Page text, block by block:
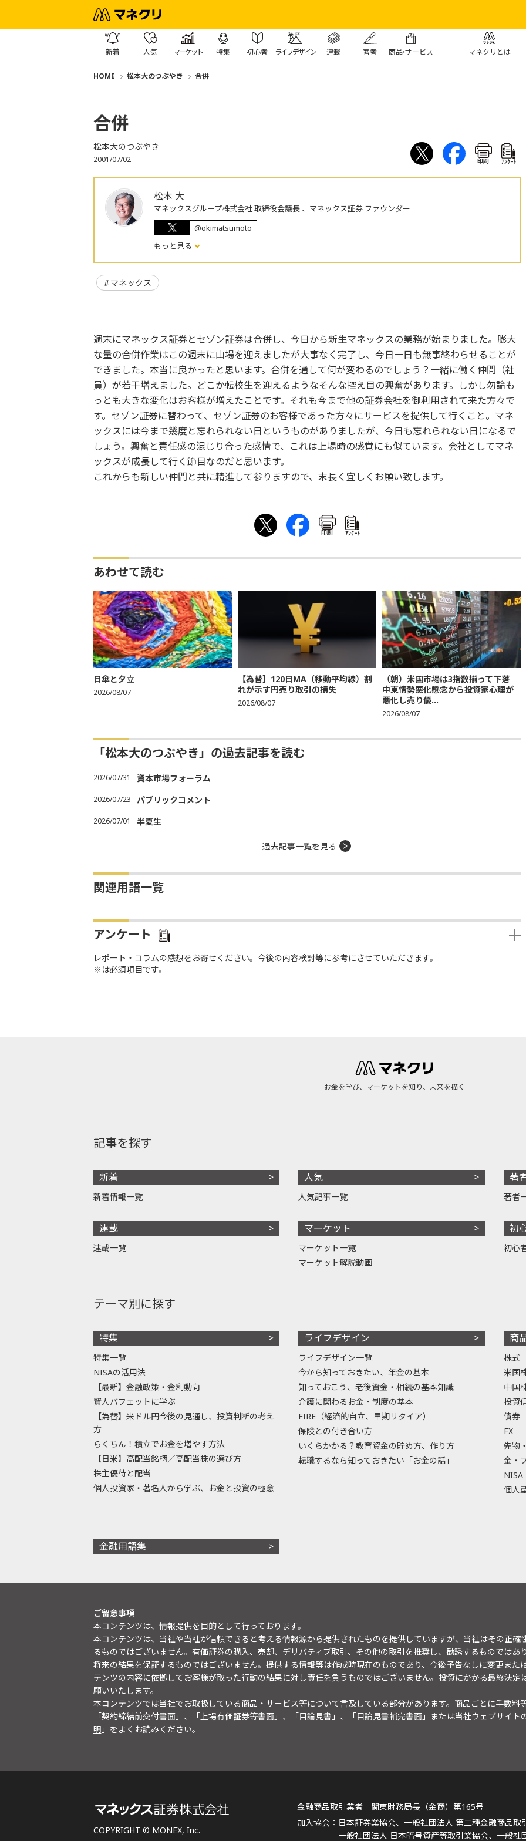
新着 人気 マーケット 特集 初心者 ライフデザイン 連載 著者 商品・サービス マネクリとは
HOME 松本大のつぶやき 合併
合併
松本大のつぶやき
2001/07/02 印刷 ｱﾝｹｰﾄ
松本 大
マネックスグループ株式会社 取締役会議長 、マネックス証券 ファウンダー
@okimatsumoto
もっと見る
マネックス
週末にマネックス証券とセゾン証券は合併し、今日から新生マネックスの業務が始まりました。膨大
な量の合併作業はこの週末に山場を迎えましたが大事なく完了し、今日一日も無事終わらせることが
できました。本当に良かったと思います。合併を通して何が変わるのでしょう？一緒に働く仲間（社
員）が若干増えました。どこか転校生を迎えるようなそんな控え目の興奮があります。しかし勿論も
っとも大きな変化はお客様が増えたことです。それも今まで他の証券会社を御利用されて来た方々で
す。セゾン証券に替わって、セゾン証券のお客様であった方々にサービスを提供して行くこと。マネ
ックスには今まで幾度と忘れられない日というものがありましたが、今日も忘れられない日になるで
しょう。興奮と責任感の混じり合った感情で、これは上場時の感覚にも似ています。会社としてマネ
ックスが成長して行く節目なのだと思います。
これからも新しい仲間と共に精進して参りますので、末長く宜しくお願い致します。
印刷 ｱﾝｹｰﾄ
あわせて読む
日傘と夕立
2026/08/07
【為替】120日MA（移動平均線）割
れが示す円売り取引の損失
2026/08/07
（朝）米国市場は3指数揃って下落
中東情勢悪化懸念から投資家心理が
悪化し売り優...
2026/08/07
「松本大のつぶやき」の過去記事を読む
2026/07/31 資本市場フォーラム
2026/07/23 パブリックコメント
2026/07/01 半夏生
過去記事一覧を見る
関連用語一覧
アンケート
レポート・コラムの感想をお寄せください。今後の内容検討等に参考にさせていただきます。
※は必須項目です。
お金を学び、マーケットを知り、未来を描く
記事を探す
新着
新着情報一覧
連載
連載一覧
人気
人気記事一覧
マーケット
マーケット一覧
マーケット解説動画
著
著者
初
初心
テーマ別に探す
特集
特集一覧
NISAの活用法
【最新】金融政策・金利動向
賢人バフェットに学ぶ
【為替】米ドル円今後の見通し、投資判断の考え
方
らくちん！積立でお金を増やす方法
【日米】高配当銘柄／高配当株の選び方
株主優待と配当
個人投資家・著名人から学ぶ、お金と投資の極意
ライフデザイン
ライフデザイン一覧
今から知っておきたい、年金の基本
知っておこう、老後資金・相続の基本知識
介護に関わるお金・制度の基本
FIRE（経済的自立、早期リタイア）
保険との付き合い方
いくらかかる？教育資金の貯め方、作り方
転職するなら知っておきたい「お金の話」
商
株式
米国
中国
投資
債券
FX
先物
金・
NISA
個人
金融用語集
ご留意事項
本コンテンツは、情報提供を目的として行っております。
本コンテンツは、当社や当社が信頼できると考える情報源から提供されたものを提供していますが、当社はその正
るものではございません。有価証券の購入、売却、デリバティブ取引、その他の取引を推奨し、勧誘するものではあ
将来の結果を保証するものではございません。提供する情報等は作成時現在のものであり、今後予告なしに変更また
テンツの内容に依拠してお客様が取った行動の結果に対し責任を負うものではございません。投資にかかる最終決
願いいたします。
本コンテンツでは当社でお取扱している商品・サービス等について言及している部分があります。商品ごとに手数料
「契約締結前交付書面」、「上場有価証券等書面」、「目論見書」、「目論見書補完書面」または当社ウェブサイト
明 」をよくお読みください。
COPYRIGHT © MONEX, Inc.
金融商品取引業者 関東財務局長（金商）第165号
日本証券業協会、一般社団法人 第二種金融商品取
一般社団法人 日本暗号資産等取引業協会、一般社